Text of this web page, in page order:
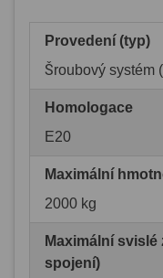
Provedení (typ)
Šroubový systém
Homologace
E20
Maximální
2000 kg
Maximální
spojení)